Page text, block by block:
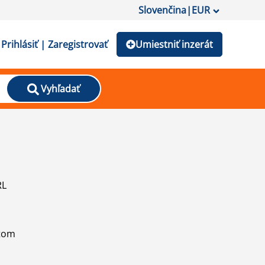
Slovenčina|EUR
Prihlásiť | Zaregistrovať Umiestniť inzerát
Vyhľadať